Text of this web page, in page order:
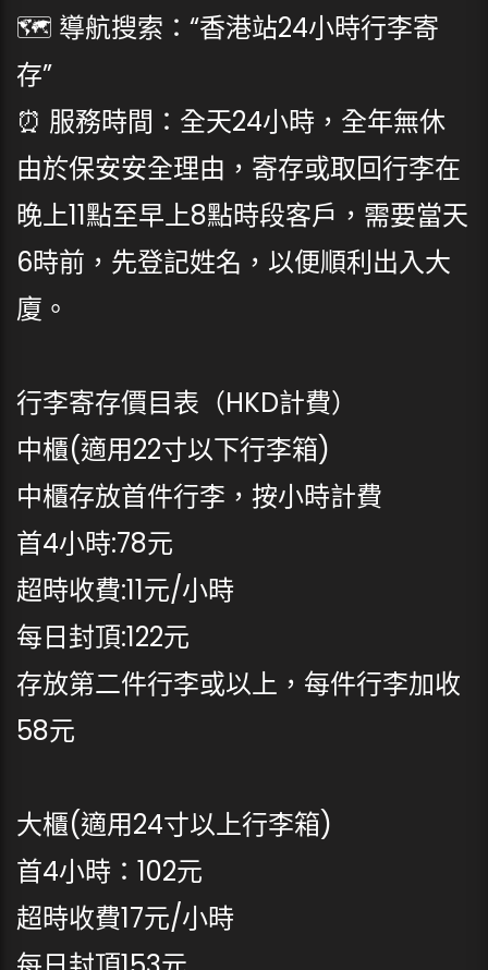
🗺 導航搜索：“香港站24小時行李寄
存”
⏰ 服務時間：全天24小時，全年無休
由於保安安全理由，寄存或取回行李在
晚上11點至早上8點時段客戶，需要當天
6時前，先登記姓名，以便順利出入大
廈。
行李寄存價目表（HKD計費）
中櫃(適用22寸以下行李箱)
中櫃存放首件行李，按小時計費
首4小時:78元
超時收費:11元/小時
每日封頂:122元
存放第二件行李或以上，每件行李加收
58元
大櫃(適用24寸以上行李箱)
首4小時：102元
超時收費17元/小時